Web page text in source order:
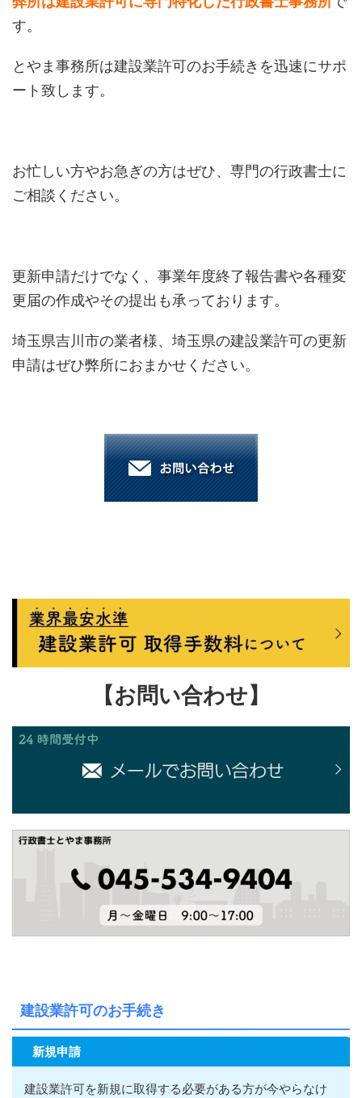
す。
とやま事務所は建設業許可のお手続きを迅速にサポ
ート致します。
お忙しい方やお急ぎの方はぜひ、専門の行政書士に
ご相談ください。
更新申請だけでなく、事業年度終了報告書や各種変
更届の作成やその提出も承っております。
埼玉県吉川市の業者様、埼玉県の建設業許可の更新
申請はぜひ弊所におまかせください。
【お問い合わせ】
建設業許可のお手続き
新規申請
建設業許可を新規に取得する必要がある方が今やらなけ